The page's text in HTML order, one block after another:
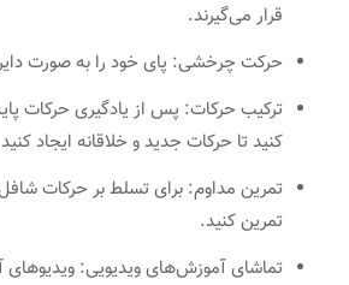
قرار می‌گیرند.
حرکت چرخشی: پای خود را به صورت
ترکیب حرکات: پس از یادگیری حرکات
کنید تا حرکات جدید و خلاقانه ایجاد
تمرین مداوم: برای تسلط بر حرکات
تمرین کنید.
تماشای آموزش‌های ویدیویی: ویدیوهای